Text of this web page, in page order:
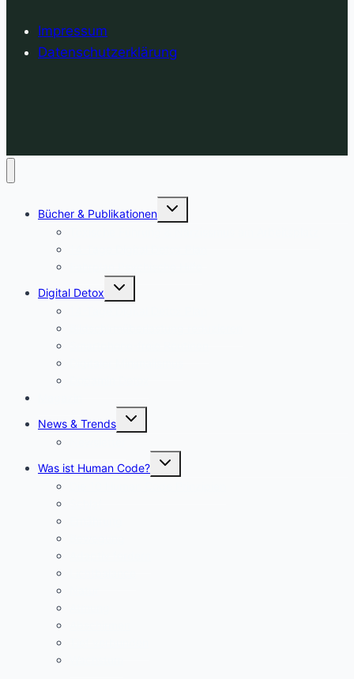
Impressum
Datenschutzerklärung
Bücher & Publikationen
Untermenü
Digital Detox
Untermenü
News & Trends
Untermenü
Was ist Human Code?
Untermenü